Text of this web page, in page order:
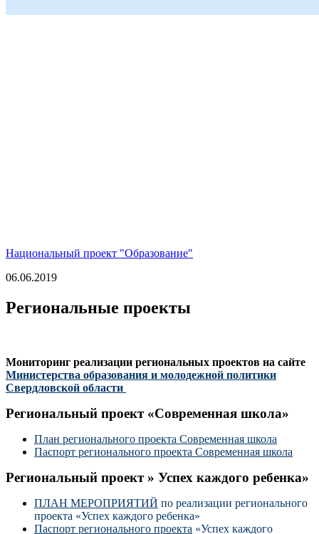
Национальный проект "Образование"
06.06.2019
Региональные проекты
Мониторинг реализации региональных проектов на сайте
Министерства образования и молодежной политики
Свердловской области
Региональный проект «Современная школа»
План регионального проекта Современная школа
Паспорт регионального проекта Современная школа
Региональный проект » Успех каждого ребенка»
ПЛАН МЕРОПРИЯТИЙ по реализации регионального
проекта «Успех каждого ребенка»
Паспорт регионального проекта «Успех каждого